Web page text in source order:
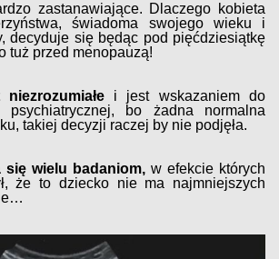
zastanawiające. Dlaczego kobieta
świadoma swojego wieku i
decyduje się będąc pod pięćdziesiątkę
tuż przed menopauzą!
i jest wskazaniem do
psychiatrycznej, bo żadna normalna
takiej decyzji raczej by nie podjęła.
się wielu badaniom, w efekcie których
że to dziecko nie ma najmniejszych